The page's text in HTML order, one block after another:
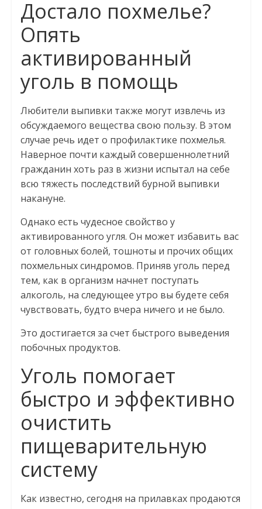
Достало похмелье?
Опять
активированный
уголь в помощь
Любители выпивки также могут извлечь из
обсуждаемого вещества свою пользу. В этом
случае речь идет о профилактике похмелья.
Наверное почти каждый совершеннолетний
гражданин хоть раз в жизни испытал на себе
всю тяжесть последствий бурной выпивки
накануне.
Однако есть чудесное свойство у
активированного угля. Он может избавить вас
от головных болей, тошноты и прочих общих
похмельных синдромов. Приняв уголь перед
тем, как в организм начнет поступать
алкоголь, на следующее утро вы будете себя
чувствовать, будто вчера ничего и не было.
Это достигается за счет быстрого выведения
побочных продуктов.
Уголь помогает
быстро и эффективно
очистить
пищеварительную
систему
Как известно, сегодня на прилавках продаются